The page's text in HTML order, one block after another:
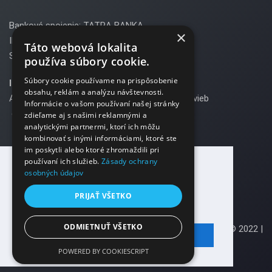
Pre Váš lepší používateľský zážitok
používame na tejto stránke cookies.
Viac informácií
Bankové spojenie: TATRA BANKA
IBAN: SK10 1100 0000 0029 2888 5642
SWIFT: TATRSKBX
Ing. Stanislav Krajčí(konateľ)
Autorizovaný stavebný inžinier pre statiku stavieb
e-mail:krajci@sjk.sk
tel: 00 421 907 844 109
Ing. Lucia Slovíková (konateľ)
Autorizovaný stavebný inžinier pre statiku stavieb
e-mail:slovikova@sjk.sk
tel: 00 421 902 414 478
Právne informácie| Všetky práva vyhradené Copyright © 2022 |
×
Táto webová lokalita
používa súbory cookie.
Súbory cookie používame na prispôsobenie
obsahu, reklám a analýzu návštevnosti.
Informácie o vašom používaní našej stránky
zdieľame aj s našimi reklamnými a
analytickými partnermi, ktorí ich môžu
kombinovať s inými informáciami, ktoré ste
im poskytli alebo ktoré zhromaždili pri
používaní ich služieb. Zásady ochrany
osobných údajov
PRIJAŤ VŠETKO
ODMIETNUŤ VŠETKO
POWERED BY COOKIESCRIPT